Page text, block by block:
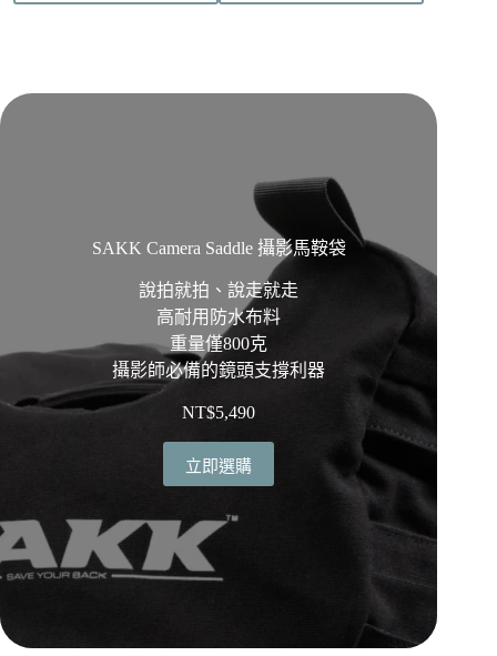
SAKK Camera Saddle 攝影馬鞍袋
說拍就拍、說走就走
高耐用防水布料
重量僅800克
攝影師必備的鏡頭支撐利器
NT$5,490
立即選購